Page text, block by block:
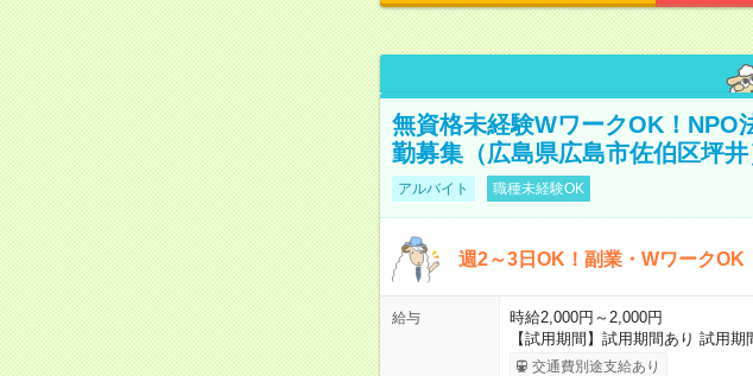
無資格未経験WワークOK！
勤募集（広島県広島市佐伯区坪井
アルバイト 職種未経験OK
週2～3日OK！副業・WワークOK
給与
時給2,000円～2,000円
【試用期間】試用期間あり 試用
交通費別途支給あり